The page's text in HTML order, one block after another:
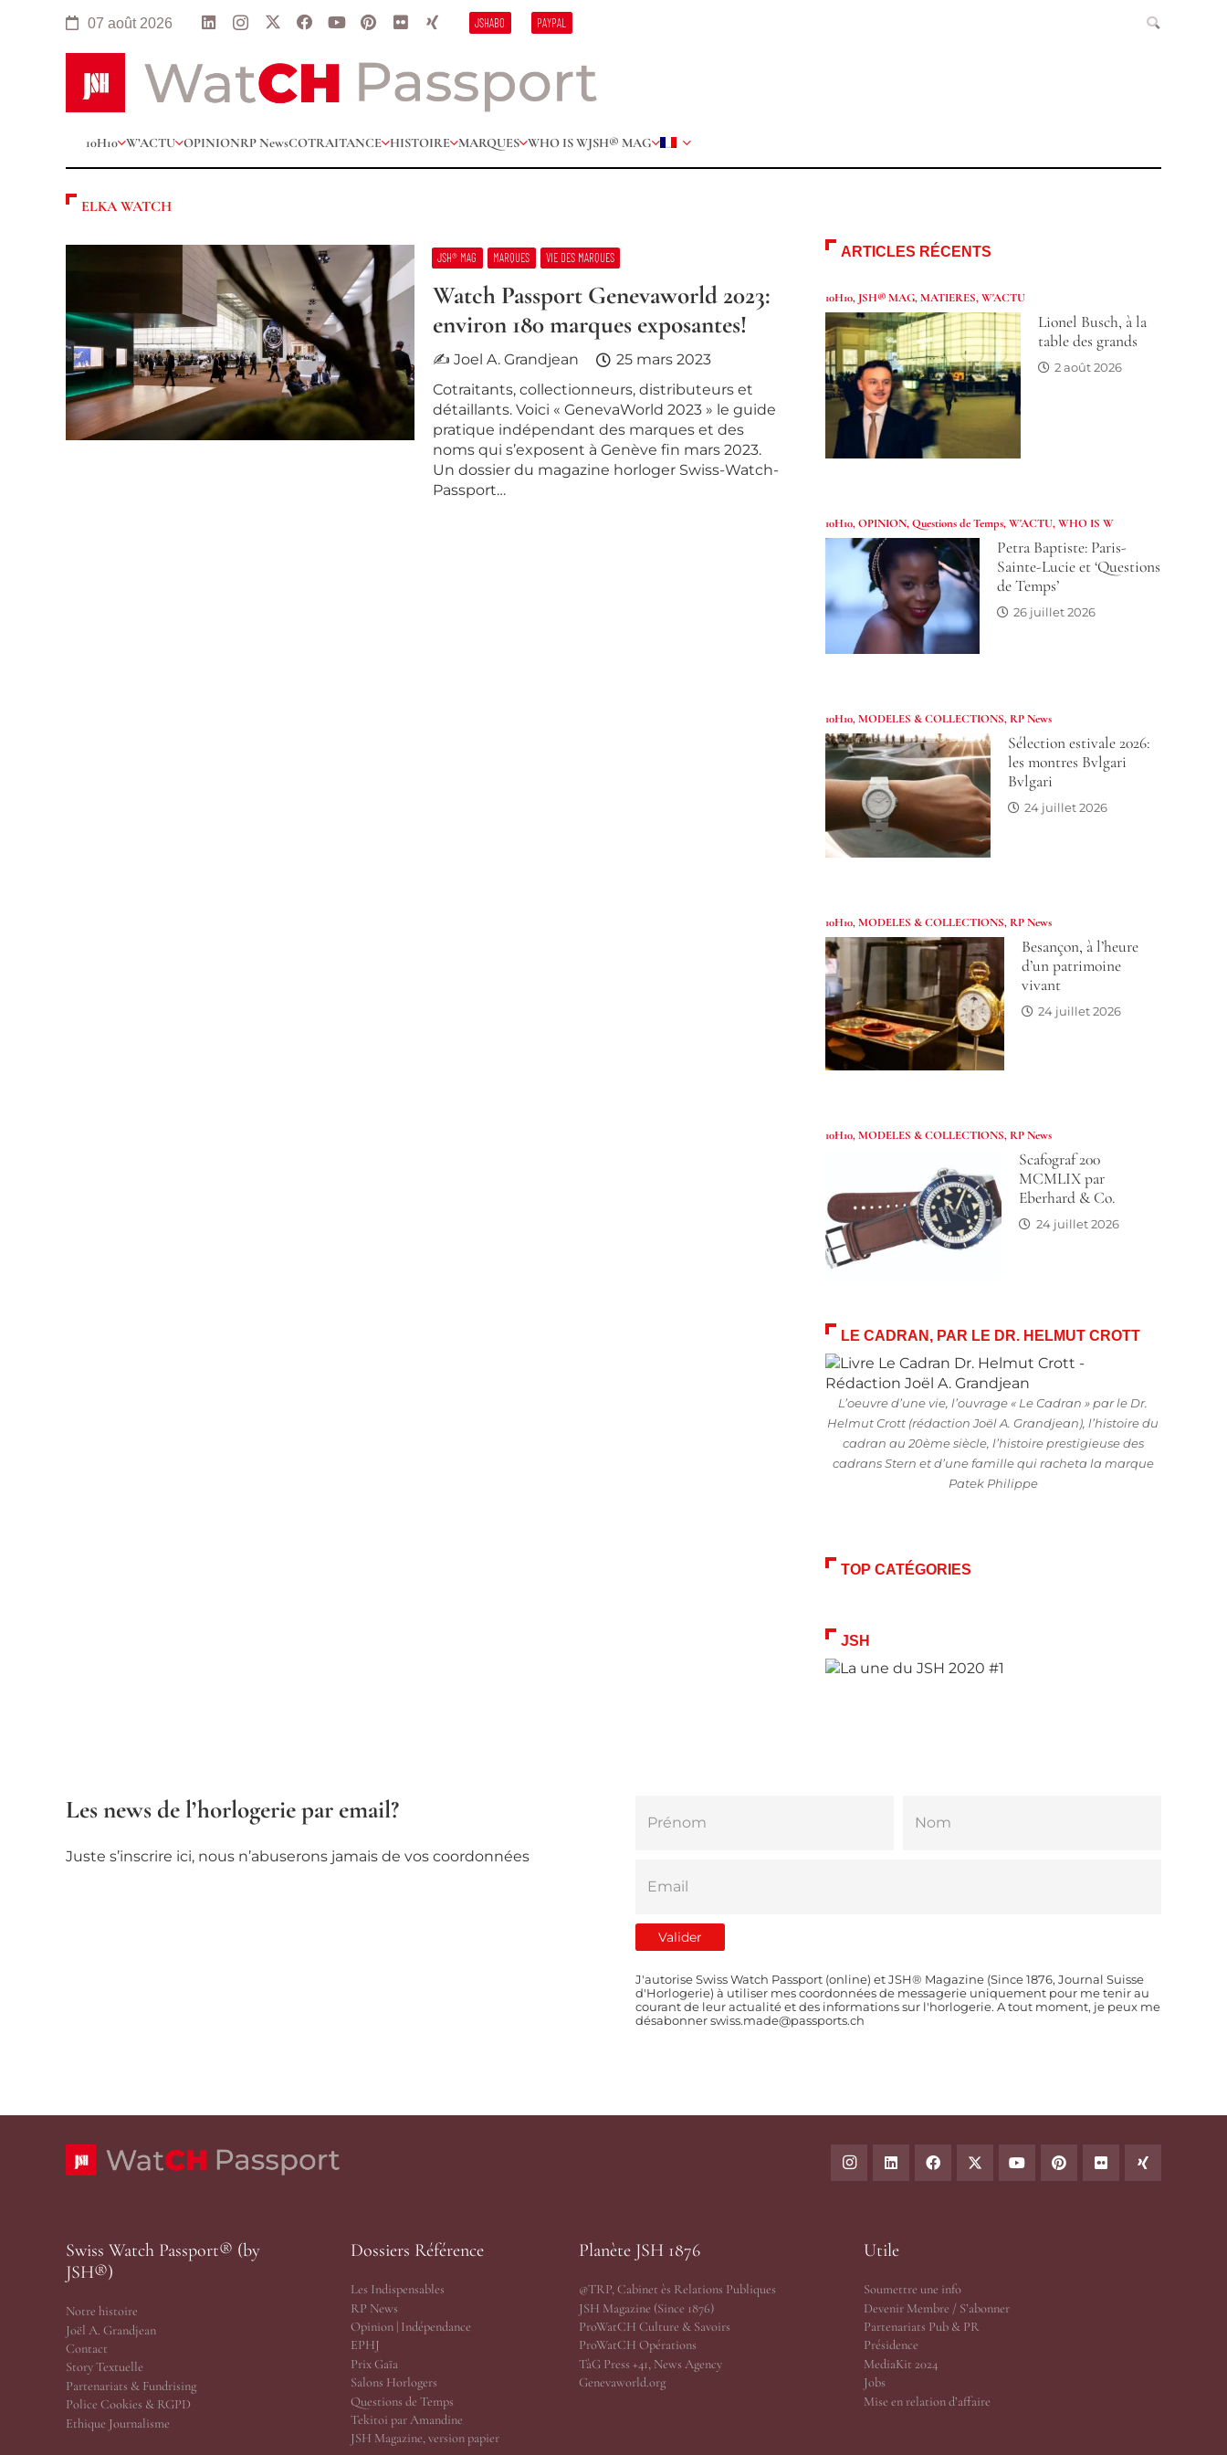
07 août 2026 JSHABO PAYPAL
10H10 W’ACTU OPINIONRP NewsCOTRAITANCE HISTOIRE MARQUES WHO IS WJSH® MAG
ELKA WATCH
JSH® MAG MARQUES VIE DES MARQUES
Watch Passport Genevaworld 2023:
environ 180 marques exposantes!
✍ Joel A. Grandjean
25 mars 2023
Cotraitants, collectionneurs, distributeurs et
détaillants. Voici « GenevaWorld 2023 » le guide
pratique indépendant des marques et des
noms qui s’exposent à Genève fin mars 2023.
Un dossier du magazine horloger Swiss-Watch-
Passport…
ARTICLES RÉCENTS
10H10, JSH® MAG,MATIERES,W'ACTU
Lionel Busch, à la
table des grands
2 août 2026
10H10,OPINION,Questions de Temps,W'ACTU,WHO IS W
Petra Baptiste: Paris-
Sainte-Lucie et ‘Questions
de Temps’
26 juillet 2026
10H10,MODELES & COLLECTIONS, RP News
Sélection estivale 2026:
les montres Bvlgari
Bvlgari
24 juillet 2026
10H10,MODELES & COLLECTIONS, RP News
Besançon, à l’heure
d’un patrimoine
vivant
24 juillet 2026
10H10,MODELES & COLLECTIONS, RP News
Scafograf 200
MCMLIX par
Eberhard & Co.
24 juillet 2026
LE CADRAN, PAR LE DR. HELMUT CROTT
L’oeuvre d’une vie, l’ouvrage « Le Cadran » par le Dr.
Helmut Crott (rédaction Joël A. Grandjean), l’histoire du
cadran au 20ème siècle, l’histoire prestigieuse des
cadrans Stern et d’une famille qui racheta la marque
Patek Philippe
TOP CATÉGORIES
JSH
Les news de l’horlogerie par email?
Juste s’inscrire ici, nous n’abuserons jamais de vos coordonnées
J'autorise Swiss Watch Passport (online) et JSH® Magazine (Since 1876, Journal Suisse
d'Horlogerie) à utiliser mes coordonnées de messagerie uniquement pour me tenir au
courant de leur actualité et des informations sur l'horlogerie. A tout moment, je peux me
désabonner swiss.made@passports.ch
Swiss Watch Passport® (by
JSH®)
Notre histoire
Joël A. Grandjean
Contact
Story Textuelle
Partenariats & Fundrising
Police Cookies & RGPD
Ethique Journalisme
Dossiers Référence
Les Indispensables
RP News
Opinion | Indépendance
EPHJ
Prix Gaïa
Salons Horlogers
Questions de Temps
Tekitoi par Amandine
JSH Magazine, version papier
Planète JSH 1876
@TRP, Cabinet ès Relations Publiques
JSH Magazine (Since 1876)
ProWatCH Culture & Savoirs
ProWatCH Opérations
TàG Press +41, News Agency
Genevaworld.org
Utile
Soumettre une info
Devenir Membre / S’abonner
Partenariats Pub & PR
Présidence
MediaKit 2024
Jobs
Mise en relation d’affaire